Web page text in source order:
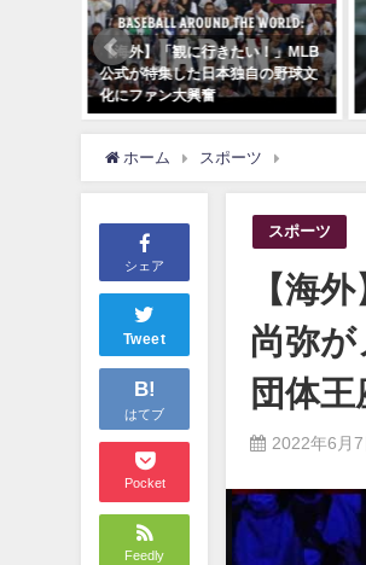
【海外】「観に行きたい！」MLB
公式が特集した日本独自の野球文
化にファン大興奮
ホーム スポーツ
シェア
Tweet
B!
はてブ
Pocket
Feedly
スポーツ
【海
尚弥
団体王
2022年6月7